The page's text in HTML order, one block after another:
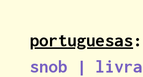
portuguesas:
snob |